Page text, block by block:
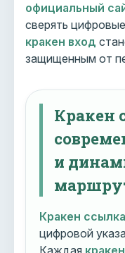
официальный
сверять
кракен вход
защищенным от
Кракен
и
Кракен ссылка
цифровой